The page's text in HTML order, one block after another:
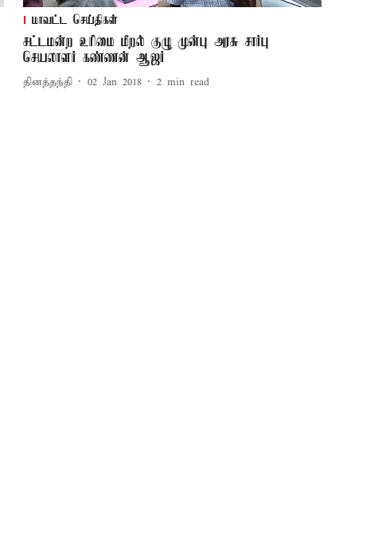
மாவட்ட செய்திகள்
சட்டமன்ற உரிமை மீறல் குழு முன்பு அரசு சார்பு
செயலாளர் கண்ணன் ஆஜர்
தினத்தந்தி 02 Jan 2018 2 min read